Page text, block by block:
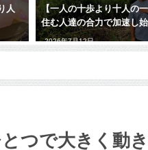
人
【一人の十歩より十人の
住む人達の合力で加速し
2026年7月12日
つで大きく動